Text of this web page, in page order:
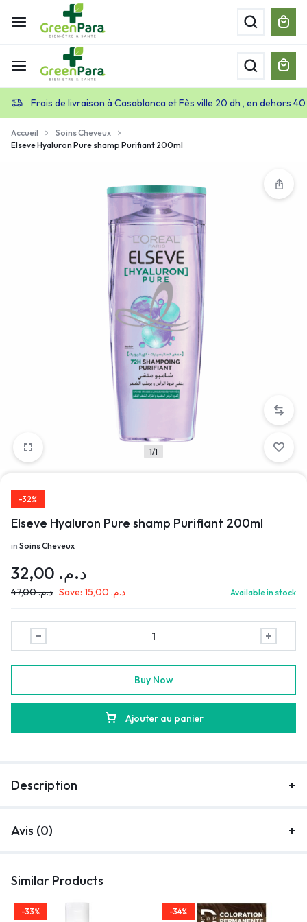
Frais de livraison à Casablanca et Fès ville 20 dh , en dehors
Accueil
Soins Cheveux
Elseve Hyaluron Pure shamp Purifiant 200ml
1/1
-32%
Elseve Hyaluron Pure shamp Purifiant 200ml
in Soins Cheveux
د.م.
د.م.47,00 Save: د.م. Available in stock
Ajouter au panier
Buy Now
Description
Avis (0)
Similar Products
-33% -34%